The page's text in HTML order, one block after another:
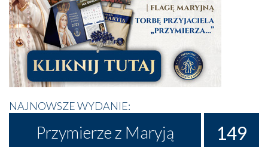
NAJNOWSZE WYDANIE:
Przymierze z Maryją 149